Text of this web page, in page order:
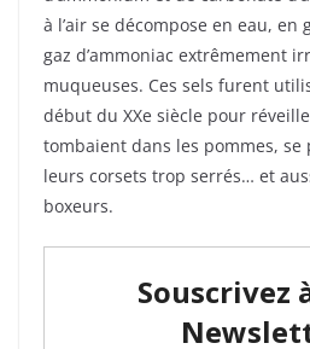
à l’air se décompose en eau, en
gaz d’ammoniac extrêmement
muqueuses. Ces sels furent
début du XXe siècle pour
tombaient dans les pommes, se
leurs corsets trop serrés… et
boxeurs.